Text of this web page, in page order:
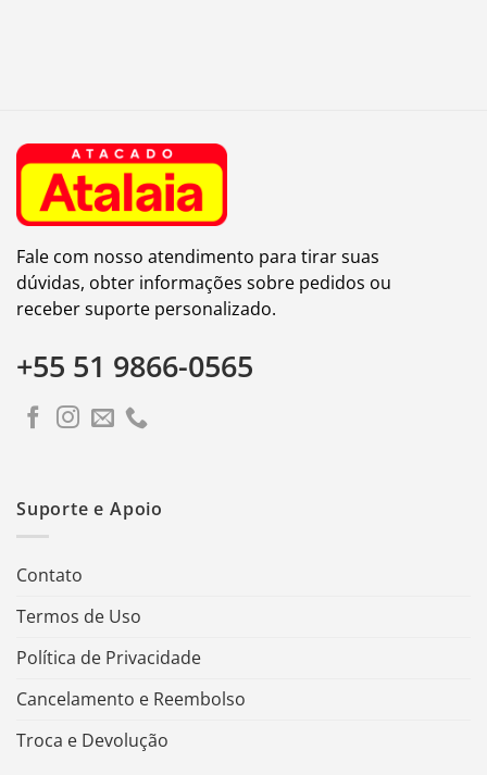
Fale com nosso atendimento para tirar suas
dúvidas, obter informações sobre pedidos ou
receber suporte personalizado.
+55 51 9866-0565
Suporte e Apoio
Contato
Termos de Uso
Política de Privacidade
Cancelamento e Reembolso
Troca e Devolução